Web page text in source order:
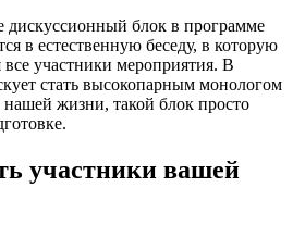
дискуссионный блок в программе
в естественную беседу, в которую
все участники мероприятия. В
стать высокопарным монологом
жизни, такой блок просто
участники вашей